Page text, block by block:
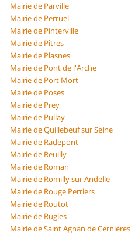
Mairie de Parville
Mairie de Perruel
Mairie de Pinterville
Mairie de Pîtres
Mairie de Plasnes
Mairie de Pont de l'Arche
Mairie de Port Mort
Mairie de Poses
Mairie de Prey
Mairie de Pullay
Mairie de Quillebeuf sur Seine
Mairie de Radepont
Mairie de Reuilly
Mairie de Roman
Mairie de Romilly sur Andelle
Mairie de Rouge Perriers
Mairie de Routot
Mairie de Rugles
Mairie de Saint Agnan de Cernières